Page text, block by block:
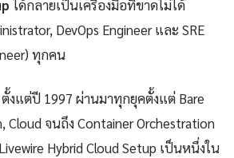
ได้กลายเป็นเครื่องมือที่ขาดไม่ได้
DevOps Engineer และ SRE
ทุกคน
งแต่ปี 1997 ผ่านมาทุกยุคตั้งแต่ Bare
Cloud จนถึง Container Orchestration
Hybrid Cloud Setup เป็นหนึ่งใน